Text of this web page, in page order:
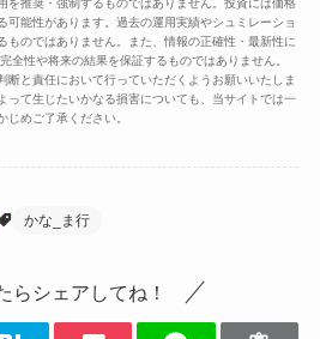
可能性があります。過去の運用実績やシュミレーショ
ものではありません。また、情報の正確性・最新性に
全性や将来の結果を保証するものではありません。
断と責任において行っていただくようお願いいたしま
って生じたいかなる損害についても、当サイトでは一
めご了承ください。
かな_ま行
らシェアしてね！